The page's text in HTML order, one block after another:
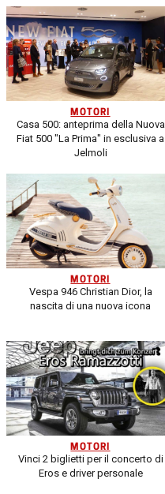
MOTORI
Casa 500: anteprima della Nuova
Fiat 500 "La Prima" in esclusiva a
Jelmoli
MOTORI
Vespa 946 Christian Dior, la
nascita di una nuova icona
MOTORI
Vinci 2 biglietti per il concerto di
Eros e driver personale